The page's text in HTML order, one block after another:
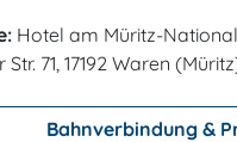
Hotel am Müritz-
71, 17192 Waren
Bahnverbindung &